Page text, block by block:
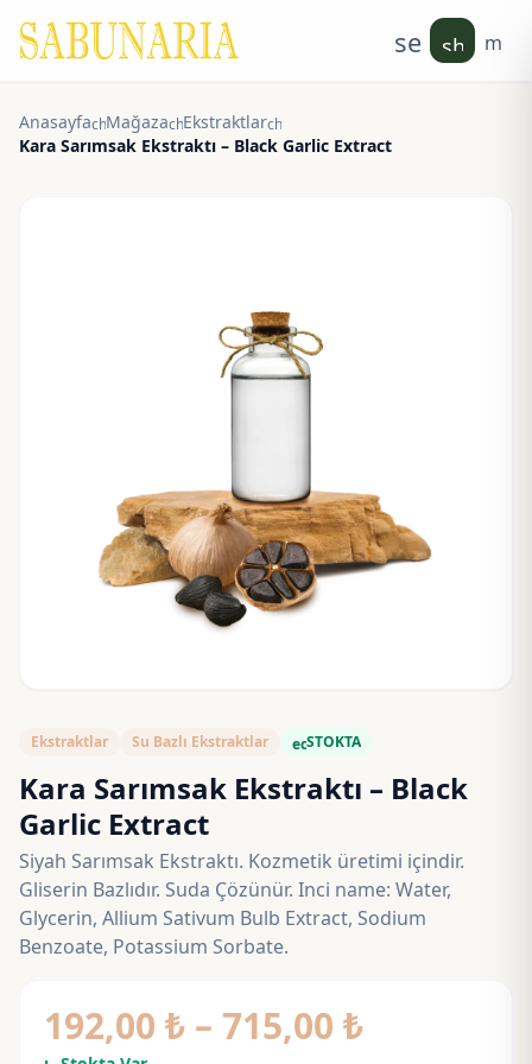
search
Anasayfachevron_right
Mağazachevron_right
Ekstraktlarchevron_right
Kara Sarımsak Ekstraktı – Black Garlic Extract
Ekstraktlar Su Bazlı Ekstraktlar ecoSTOKTA
Kara Sarımsak Ekstraktı – Black
Garlic Extract
Siyah Sarımsak Ekstraktı. Kozmetik üretimi içindir.
Gliserin Bazlıdır. Suda Çözünür. Inci name: Water,
Glycerin, Allium Sativum Bulb Extract, Sodium
Benzoate, Potassium Sorbate.
192,00 ₺ – 715,00 ₺Fiyat